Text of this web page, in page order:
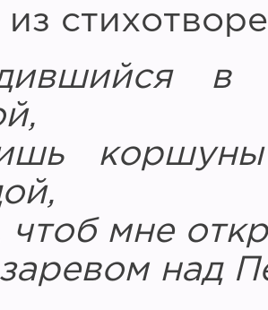
из
в
коршуны
чтоб мне
над